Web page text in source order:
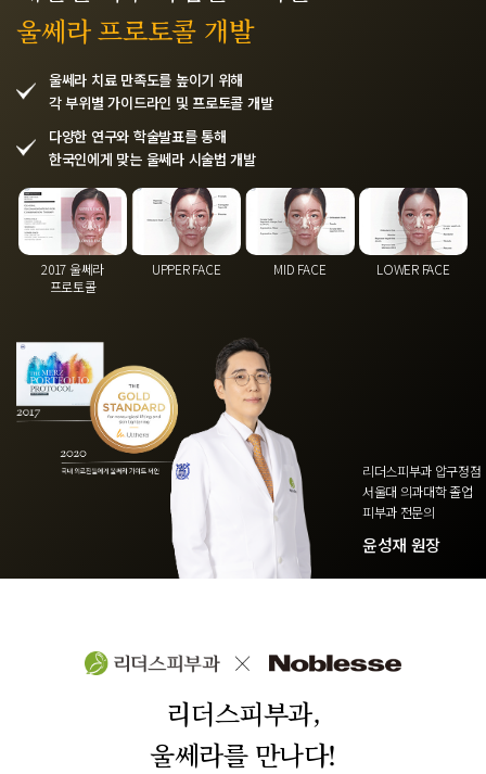
울쎄라 프로토콜 개발
울쎄라 치료 만족도를 높이기 위해
각 부위별 가이드라인 및 프로토콜 개발
다양한 연구와 학술발표를 통해
한국인에게 맞는 울쎄라 시술법 개발
2017 울쎄라
프로토콜
UPPER FACE MID FACE LOWER FACE
리더스피부과 압구정점
서울대 의과대학 졸업
피부과 전문의
윤성재 원장
리더스피부과,
울쎄라를 만나다!